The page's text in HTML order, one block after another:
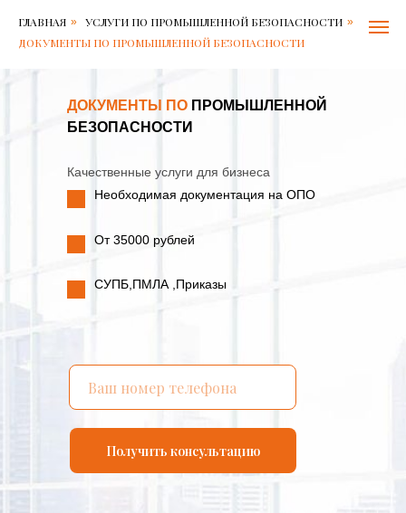
ГЛАВНАЯ » УСЛУГИ ПО ПРОМЫШЛЕННОЙ БЕЗОПАСНОСТИ »
ДОКУМЕНТЫ ПО ПРОМЫШЛЕННОЙ БЕЗОПАСНОСТИ
ДОКУМЕНТЫ ПО ПРОМЫШЛЕННОЙ
БЕЗОПАСНОСТИ
Качественные услуги для бизнеса
Необходимая документация на ОПО
От 35000 рублей
СУПБ,ПМЛА ,Приказы
Получить консультацию